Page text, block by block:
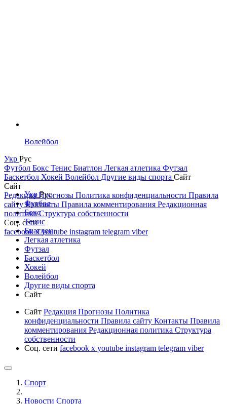
Волейбол
Укр Рус
Футбол Бокс Тенис Биатлон Легкая атлетика Футзал
Баскетбол Хокей Волейбол Другие виды спорта Сайт
Сайт
РедакцияПрогнозы Политика конфиденциальности Правила
сайтуКонтакты Правила комментирования Редакционная
политикаСтруктура собственности
Соц. сети
facebookxyoutube instagram telegram viber
УкрРус
Футбол
Бокс
Тенис
Биатлон
Легкая атлетика
Футзал
Баскетбол
Хокей
Волейбол
Другие виды спорта
Сайт
Сайт Редакция Прогнозы Политика
конфиденциальности Правила сайту Контакты Правила
комментирования Редакционная политика Структура
собственности
Соц. сети facebook x youtube instagram telegram viber
Спорт
Новости Cпорта